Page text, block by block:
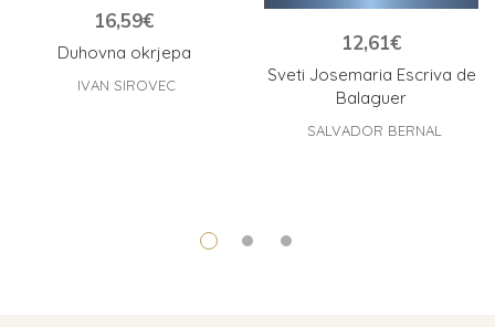
Duhovna okrjepa
16,59€
IVAN SIROVEC
Sveti Josemaria Escriva de
Balaguer
12,61€
SALVADOR BERNAL